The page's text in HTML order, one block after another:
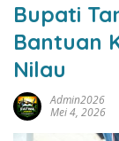
Bupati
Bantuan
Nilau
Admin2026
Mei 4, 2026